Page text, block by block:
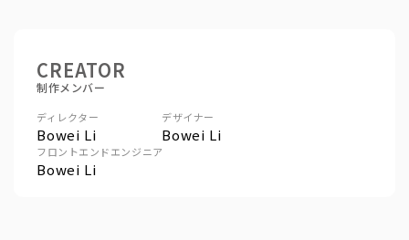
CREATOR
制作メンバー
ディレクター
Bowei Li
デザイナー
Bowei Li
フロントエンドエンジニア
Bowei Li